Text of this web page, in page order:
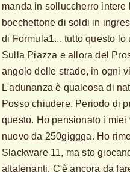
manda in solluccherro
bocchettone di soldi in
di Formula1... tutto questo
Sulla Piazza e allora del
angolo delle strade, in ogni
L'adunanza è qualcosa di
Posso chiudere. Periodo di
questo. Ho pensionato i
nuovo da 250giggga. Ho
Slackware 11, ma sto
altalenanti. C'è ancora da